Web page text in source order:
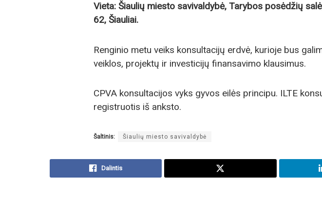
Vieta: Šiaulių miesto savivaldybė, Tarybos posėdžių
62, Šiauliai.
Renginio metu veiks konsultacijų erdvė, kurioje bus
veiklos, projektų ir investicijų finansavimo klausimus.
CPVA konsultacijos vyks gyvos eilės principu. ILTE
registruotis iš anksto.
Šaltinis: Šiaulių miesto savivaldybė
Dalintis